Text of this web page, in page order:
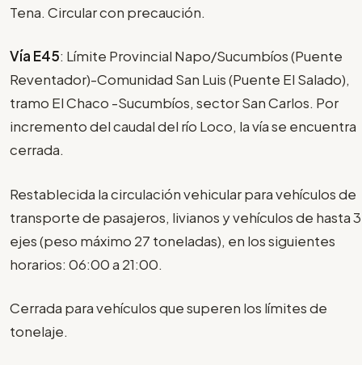
Tena. Circular con precaución.
Vía E45: Límite Provincial Napo/Sucumbíos (Puente
Reventador)-Comunidad San Luis (Puente El Salado),
tramo El Chaco -Sucumbíos, sector San Carlos. Por
incremento del caudal del río Loco, la vía se encuentra
cerrada.
Restablecida la circulación vehicular para vehículos de
transporte de pasajeros, livianos y vehículos de hasta 3
ejes (peso máximo 27 toneladas), en los siguientes
horarios: 06:00 a 21:00.
Cerrada para vehículos que superen los límites de
tonelaje.